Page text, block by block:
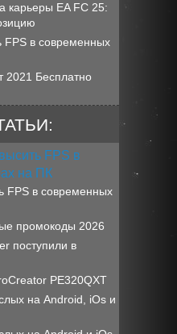
карьеры EA FC 25:
FPS в современных
2021 Бесплатно
FPS в современных
промокоды 2026
поступили в
PE320QXT
на Android, iOs и